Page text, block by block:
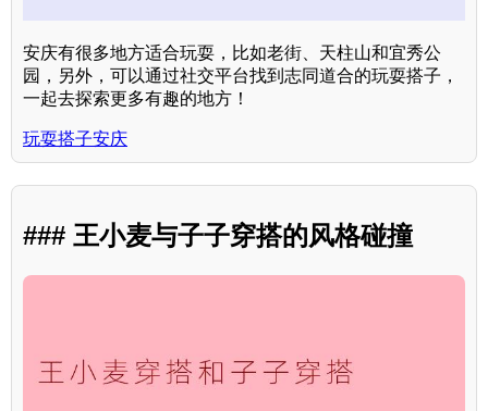
安庆有很多地方适合玩耍，比如老街、天柱山和宜秀公
园，另外，可以通过社交平台找到志同道合的玩耍搭子，
一起去探索更多有趣的地方！
玩耍搭子安庆
### 王小麦与子子穿搭的风格碰撞